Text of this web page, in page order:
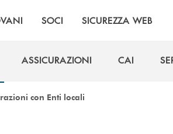
SOCI SICUREZZA WEB
ASSICURAZIONI
CAI
con Enti locali